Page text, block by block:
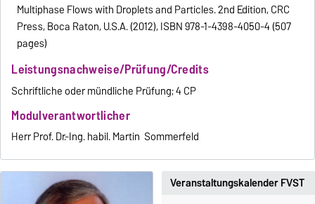
Multiphase Flows with Droplets and Particles. 2nd Edition, CRC
Press, Boca Raton, U.S.A. (2012), ISBN 978-1-4398-4050-4 (507
pages)
Leistungsnachweise/Prüfung/Credits
Schriftliche oder mündliche Prüfung; 4 CP
Modulverantwortlicher
Herr Prof. Dr.-Ing. habil. Martin Sommerfeld
Veranstaltungskalender FVST